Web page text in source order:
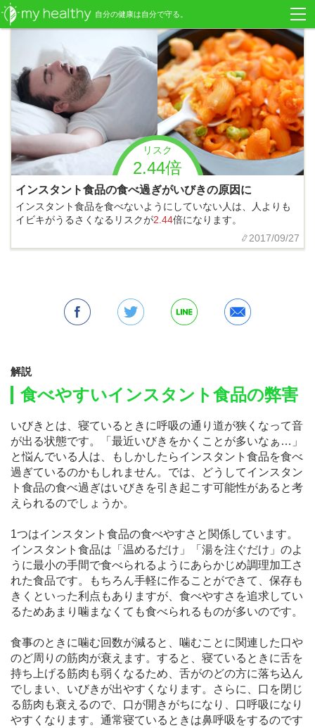
リスク
2.44倍
インスタント食品の食べ過ぎがいびきの原因に
インスタント食品を食べないようにしていない人は、人よりも
イビキがうるさくなるリスクが2.44倍になります。
2017/09/27
解説
食べやすいインスタント食品の弊害
いびきとは、寝ているときに呼吸の通り道が狭くなって音
が出る状態です。「最近いびきをかくことが多いなぁ…」
と悩んでいる人は、もしかしたらインスタント食品を食べ
過ぎているのかもしれません。では、どうしてインスタン
ト食品の食べ過ぎはいびきを引き起こす可能性があると考
えられるのでしょうか。
1つはインスタント食品の食べやすさと関係しています。
インスタント食品は「温めるだけ」「湯を注ぐだけ」のよ
うに最小の手間で食べられるようにあらかじめ調理加工さ
れた食品です。もちろん手軽に作ることができて、保存も
きくといった利点もありますが、食べやすさを追求してい
るためあまり噛まなくても食べられるものが多いのです。
食事のときに噛む回数が減ると、噛むことに関連した口や
のど周りの筋肉が衰えます。すると、寝ているときに舌を
持ち上げる筋肉も弱くなるため、舌がのどの方に落ち込ん
でしまい、いびきが出やすくなります。さらに、口を閉じ
る筋肉も衰えるので、口が開きがちになり、口呼吸になり
やすくなります。通常寝ているときは鼻呼吸をするのです
自分の健康は自分で守る。